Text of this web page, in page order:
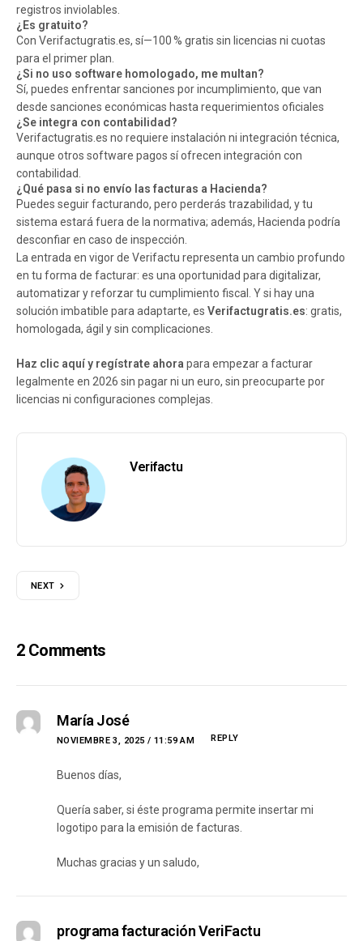
registros inviolables.
¿Es gratuito?
Con Verifactugratis.es, sí—100 % gratis sin licencias ni cuotas
para el primer plan.
¿Si no uso software homologado, me multan?
Sí, puedes enfrentar sanciones por incumplimiento, que van
desde sanciones económicas hasta requerimientos oficiales
¿Se integra con contabilidad?
Verifactugratis.es no requiere instalación ni integración técnica,
aunque otros software pagos sí ofrecen integración con
contabilidad.
¿Qué pasa si no envío las facturas a Hacienda?
Puedes seguir facturando, pero perderás trazabilidad, y tu
sistema estará fuera de la normativa; además, Hacienda podría
desconfiar en caso de inspección.
La entrada en vigor de Verifactu representa un cambio profundo
en tu forma de facturar: es una oportunidad para digitalizar,
automatizar y reforzar tu cumplimiento fiscal. Y si hay una
solución imbatible para adaptarte, es Verifactugratis.es: gratis,
homologada, ágil y sin complicaciones.
Haz clic aquí y regístrate ahorapara empezar a facturar
legalmente en 2026 sin pagar ni un euro, sin preocuparte por
licencias ni configuraciones complejas.
Verifactu
NEXT
2 Comments
María José
NOVIEMBRE 3, 2025 / 11:59 AM REPLY
Buenos días,
Quería saber, si éste programa permite insertar mi
logotipo para la emisión de facturas.
Muchas gracias y un saludo,
programa facturación VeriFactu